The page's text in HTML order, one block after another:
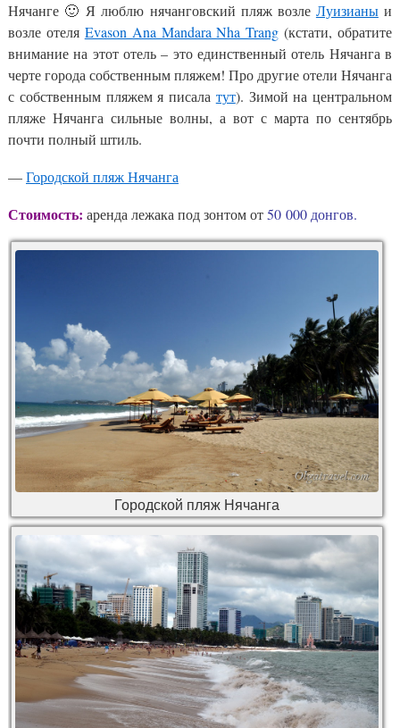
Нячанге 🙂 Я люблю нячанговский пляж возле Луизианыи
возле отеля Evason Ana Mandara Nha Trang (кстати, обратите
внимание на этот отель – это единственный отель Нячанга в
черте города собственным пляжем! Про другие отели Нячанга
с собственным пляжем я писала тут). Зимой на центральном
пляже Нячанга сильные волны, а вот с марта по сентябрь
почти полный штиль.
—Городской пляж Нячанга
Стоимость: аренда лежака под зонтом от50 000 донгов.
Городской пляж Нячанга